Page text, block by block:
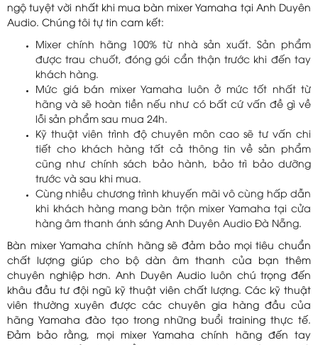
ngộ tuyệt vời nhất khi mua bàn mixer Yamaha tại Anh Duyên
Audio. Chúng tôi tự tin cam kết:
Mixer chính hãng 100% từ nhà sản xuất. Sản phẩm
được trau chuốt, đóng gói cẩn thận trước khi đến tay
khách hàng.
Mức giá bán mixer Yamaha luôn ở mức tốt nhất từ
hãng và sẽ hoàn tiền nếu như có bất cứ vấn đề gì về
lỗi sản phẩm sau mua 24h.
Kỹ thuật viên trình độ chuyên môn cao sẽ tư vấn chi
tiết cho khách hàng tất cả thông tin về sản phẩm
cũng như chính sách bảo hành, bảo trì bảo dưỡng
trước và sau khi mua.
Cùng nhiều chương trình khuyến mãi vô cùng hấp dẫn
khi khách hàng mang bàn trộn mixer Yamaha tại cửa
hàng âm thanh ánh sáng Anh Duyên Audio Đà Nẵng.
Bàn mixer Yamaha chính hãng sẽ đảm bảo mọi tiêu chuẩn
chất lượng giúp cho bộ dàn âm thanh của bạn thêm
chuyên nghiệp hơn. Anh Duyên Audio luôn chú trọng đến
khâu đầu tư đội ngũ kỹ thuật viên chất lượng. Các kỹ thuật
viên thường xuyên được các chuyên gia hàng đầu của
hãng Yamaha đào tạo trong những buổi training thực tế.
Đảm bảo rằng, mọi mixer Yamaha chính hãng đến tay